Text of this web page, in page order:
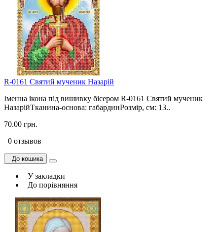
R-0161 Святий мученик Назарій
Іменна ікона під вишивку бісером R-0161 Святий мученик
НазарійТканина-основа: габардинРозмір, см: 13..
70.00 грн.
0 отзывов
До кошика
У закладки
До порівняння